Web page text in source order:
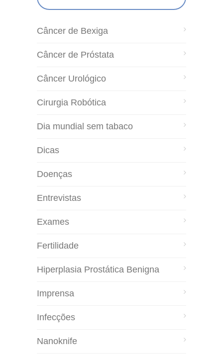
Câncer de Bexiga
Câncer de Próstata
Câncer Urológico
Cirurgia Robótica
Dia mundial sem tabaco
Dicas
Doenças
Entrevistas
Exames
Fertilidade
Hiperplasia Prostática Benigna
Imprensa
Infecções
Nanoknife